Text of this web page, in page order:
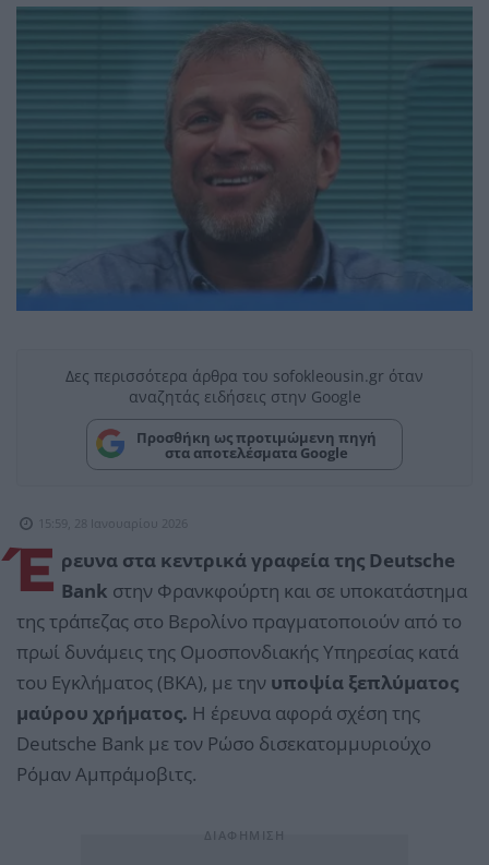
Δες περισσότερα άρθρα του sofokleousin.gr όταν
αναζητάς ειδήσεις στην Google
Προσθήκη ως προτιμώμενη πηγή
στα αποτελέσματα Google
15:59, 28 Ιανουαρίου 2026
Έ ρευνα στα κεντρικά γραφεία της Deutsche
Bank στην Φρανκφούρτη και σε υποκατάστημα
της τράπεζας στο Βερολίνο πραγματοποιούν από το
πρωί δυνάμεις της Ομοσπονδιακής Υπηρεσίας κατά
του Εγκλήματος (ΒΚΑ), με την υποψία ξεπλύματος
μαύρου χρήματος. Η έρευνα αφορά σχέση της
Deutsche Bank με τον Ρώσο δισεκατομμυριούχο
Ρόμαν Αμπράμοβιτς.